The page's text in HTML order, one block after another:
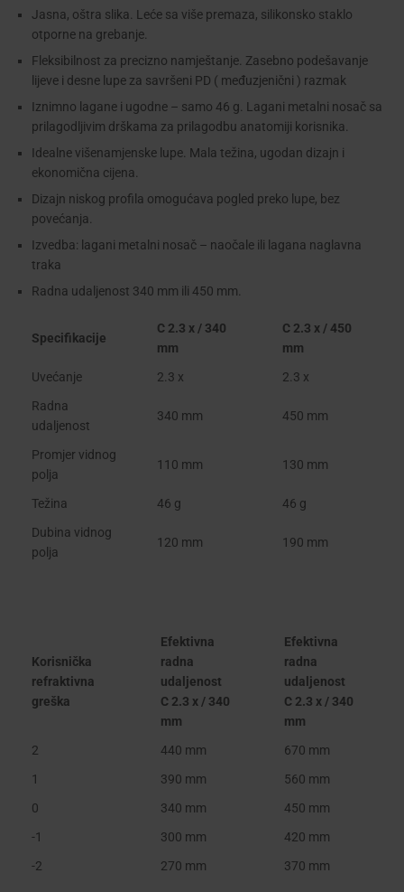
Jasna, oštra slika. Leće sa više premaza, silikonsko staklo
otporne na grebanje.
Fleksibilnost za precizno namještanje. Zasebno podešavanje
lijeve i desne lupe za savršeni PD ( međuzjenični ) razmak
Iznimno lagane i ugodne – samo 46 g. Lagani metalni nosač sa
prilagodljivim drškama za prilagodbu anatomiji korisnika.
Idealne višenamjenske lupe. Mala težina, ugodan dizajn i
ekonomična cijena.
Dizajn niskog profila omogućava pogled preko lupe, bez
povećanja.
Izvedba: lagani metalni nosač – naočale ili lagana naglavna
traka
Radna udaljenost 340 mm ili 450 mm.
Specifikacije
C 2.3 x / 340
mm
C 2.3 x / 450
mm
Uvećanje
2.3 x
2.3 x
Radna
udaljenost
340 mm 450 mm
Promjer vidnog
polja
110 mm 130 mm
Težina 46 g
46 g
Dubina vidnog
polja
120 mm 190 mm
Korisnička
refraktivna
greška
Efektivna
radna
udaljenost
C 2.3 x / 340
mm
Efektivna
radna
udaljenost
C 2.3 x / 340
mm
2
440 mm
670 mm
1
390 mm
560 mm
0
340 mm
450 mm
-1
300 mm
420 mm
-2
270 mm 370 mm